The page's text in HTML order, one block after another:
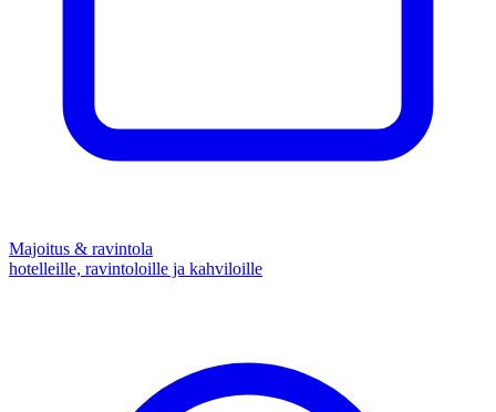
Majoitus & ravintola
hotelleille, ravintoloille ja kahviloille